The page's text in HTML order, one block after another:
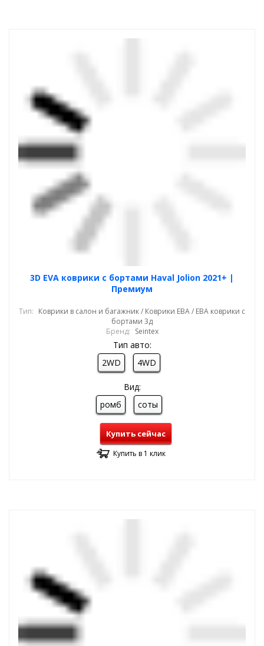
3D EVA коврики с бортами Haval Jolion 2021+ |
Премиум
Тип: Коврики в салон и багажник / Коврики ЕВА / ЕВА коврики с
бортами 3д
Бренд: Seintex
Тип авто:
2WD
4WD
Вид:
ромб
соты
Купить сейчас
Купить в 1 клик